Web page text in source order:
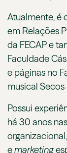
Atualmente, é
em Relações
da FECAP e
Faculdade
e páginas no
musical
Possui
há 30 anos
emarketing